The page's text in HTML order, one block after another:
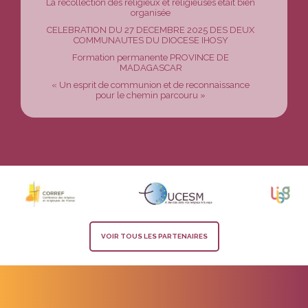
La récollection des religieux et religieuses était bien
organisée
CELEBRATION DU 27 DECEMBRE 2025 DES DEUX
COMMUNAUTES DU DIOCESE IHOSY
Formation permanente PROVINCE DE
MADAGASCAR
« Un esprit de communion et de reconnaissance
pour le chemin parcouru »
VOIR TOUS LES PARTENAIRES